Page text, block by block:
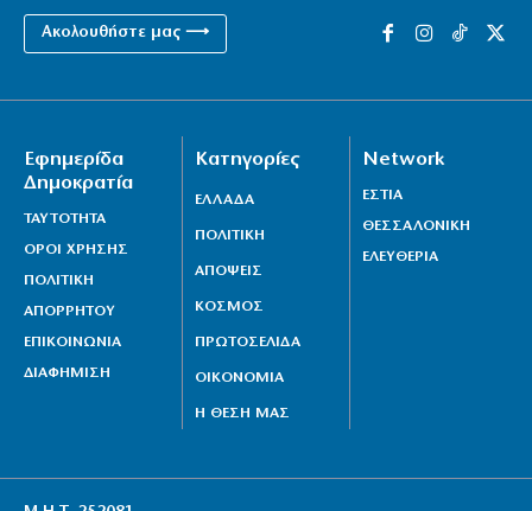
Ακολουθήστε μας ⟶
Εφημερίδα
Δημοκρατία
ΤΑΥΤΟΤΗΤΑ
ΟΡΟΙ ΧΡΗΣΗΣ
ΠΟΛΙΤΙΚΗ
ΑΠΟΡΡΗΤΟΥ
ΕΠΙΚΟΙΝΩΝΙΑ
ΔΙΑΦΗΜΙΣΗ
Κατηγορίες
ΕΛΛΑΔΑ
ΠΟΛΙΤΙΚΗ
ΑΠΟΨΕΙΣ
ΚΟΣΜΟΣ
ΠΡΩΤΟΣΕΛΙΔΑ
ΟΙΚΟΝΟΜΙΑ
Η ΘΕΣΗ ΜΑΣ
Network
ΕΣΤΙΑ
ΘΕΣΣΑΛΟΝΙΚΗ
ΕΛΕΥΘΕΡΙΑ